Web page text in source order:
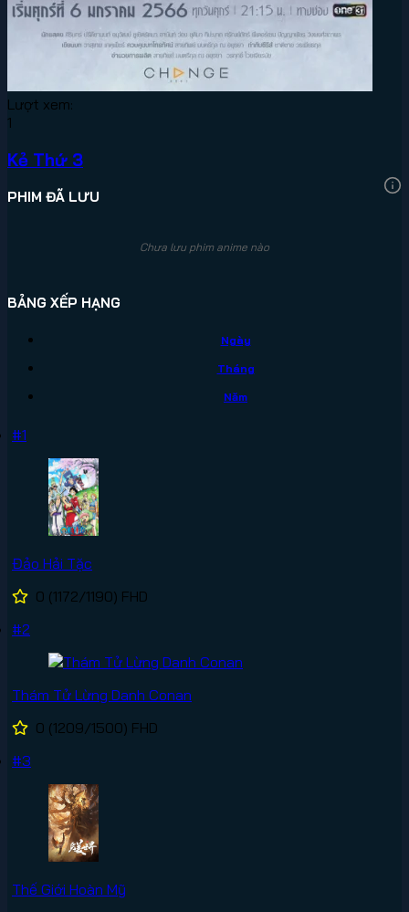
Lượt xem:
1
Kẻ Thứ 3
PHIM ĐÃ LƯU
Chưa lưu phim anime nào
BẢNG XẾP HẠNG
Ngày
Tháng
Năm
#1
Đảo Hải Tặc
0 (1172/1190) FHD
#2
Thám Tử Lừng Danh Conan
0 (1209/1500) FHD
#3
Thế Giới Hoàn Mỹ